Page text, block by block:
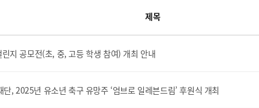
제목
지 공모전(초, 중, 고등 학생 참여) 개최 안내
단, 2025년 유소년 축구 유망주 ‘엄브로 일레븐드림’ 후원식 개최